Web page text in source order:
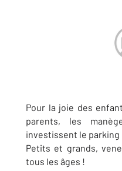
Pour la joie des
parents, les
investissent le parking
Petits et grands,
tous les âges !